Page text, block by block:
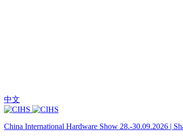
中文
China International Hardware Show 28.-30.09.2026 |